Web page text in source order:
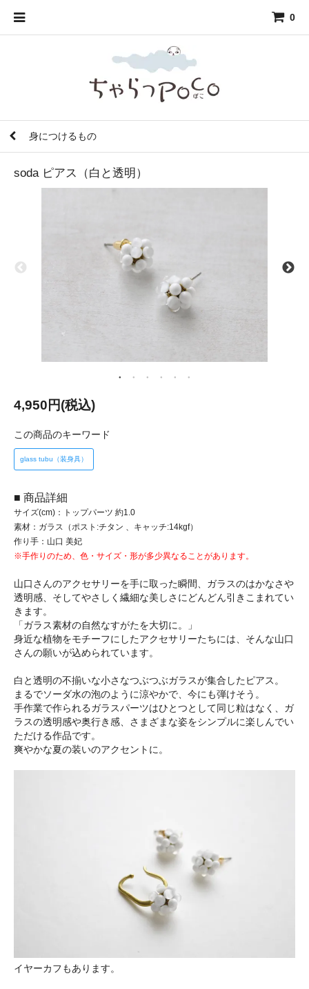
0
身につけるもの
soda ピアス（白と透明）
4,950円(税込)
この商品のキーワード
glass tubu（装身具）
■ 商品詳細
サイズ(cm)：トップパーツ 約1.0
素材：ガラス（ポスト:チタン 、キャッチ:14kgf）
作り手：山口 美妃
※手作りのため、色・サイズ・形が多少異なることがあります。
山口さんのアクセサリーを手に取った瞬間、ガラスのはかなさや
透明感、そしてやさしく繊細な美しさにどんどん引きこまれてい
きます。
「ガラス素材の自然なすがたを大切に。」
身近な植物をモチーフにしたアクセサリーたちには、そんな山口
さんの願いが込められています。
白と透明の不揃いな小さなつぶつぶガラスが集合したピアス。
まるでソーダ水の泡のように涼やかで、今にも弾けそう。
手作業で作られるガラスパーツはひとつとして同じ粒はなく、ガ
ラスの透明感や奥行き感、さまざまな姿をシンプルに楽しんでい
ただける作品です。
爽やかな夏の装いのアクセントに。
イヤーカフもあります。